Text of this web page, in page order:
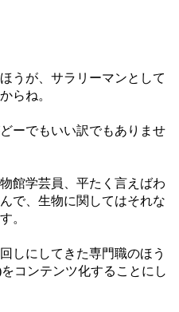
うが、サラリーマンとして
らね。
ーでもいい訳でもありませ
館学芸員、平たく言えばわ
で、生物に関してはそれな
。
しにしてきた専門職のほう
コンテンツ化することにし